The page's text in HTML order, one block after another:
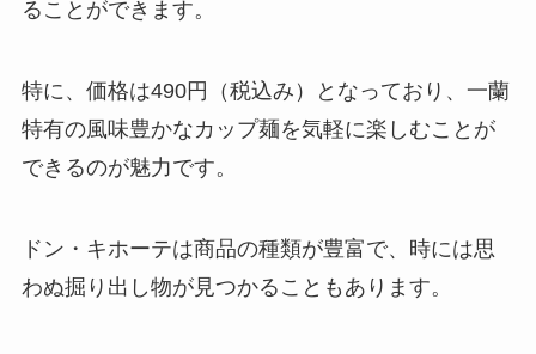
ることができます。
特に、価格は490円（税込み）となっており、一蘭
特有の風味豊かなカップ麺を気軽に楽しむことが
できるのが魅力です。
ドン・キホーテは商品の種類が豊富で、時には思
わぬ掘り出し物が見つかることもあります。